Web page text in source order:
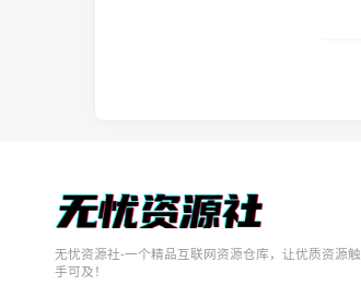
无忧资源社-一个精品互联网资源仓库，让优质资源触
手可及！